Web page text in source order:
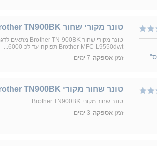
טונר מקורי שחור Brother TN900BK
Brother MFC-L9550dwt תפוקה עד לכ-6000...
זמן אספקה 7 ימים
טונר שחור מקורי Brother TN900BK (6,000 דפים)
טונר שחור מקורי Brother TN900BK
זמן אספקה 3 ימים